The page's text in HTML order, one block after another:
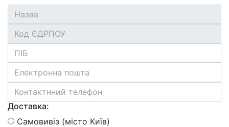
Доставка:
Самовивіз (місто Київ)